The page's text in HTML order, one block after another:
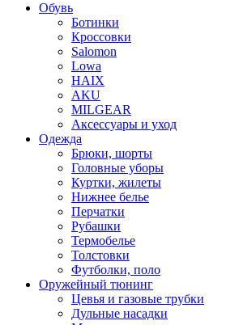
Обувь
Ботинки
Кроссовки
Salomon
Lowa
HAIX
AKU
MILGEAR
Аксессуары и уход
Одежда
Брюки, шорты
Головные уборы
Куртки, жилеты
Нижнее белье
Перчатки
Рубашки
Термобелье
Толстовки
Футболки, поло
Оружейный тюнинг
Цевья и газовые трубки
Дульные насадки